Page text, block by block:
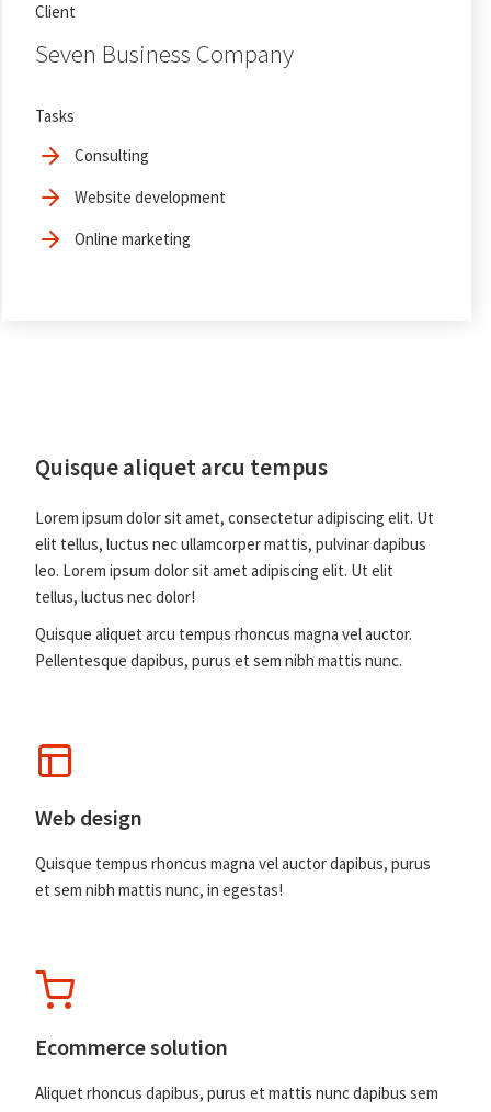
Client
Seven Business Company
Tasks
Consulting
Website development
Online marketing
Quisque aliquet arcu tempus
Lorem ipsum dolor sit amet, consectetur adipiscing elit. Ut
elit tellus, luctus nec ullamcorper mattis, pulvinar dapibus
leo. Lorem ipsum dolor sit amet adipiscing elit. Ut elit
tellus, luctus nec dolor!
Quisque aliquet arcu tempus rhoncus magna vel auctor.
Pellentesque dapibus, purus et sem nibh mattis nunc.
Web design
Quisque tempus rhoncus magna vel auctor dapibus, purus
et sem nibh mattis nunc, in egestas!
Ecommerce solution
Aliquet rhoncus dapibus, purus et mattis nunc dapibus sem